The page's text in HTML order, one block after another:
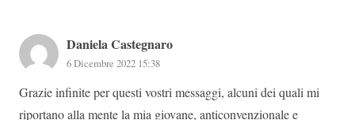
Daniela Castegnaro
6 Dicembre 2022 15:38
Grazie infinite per questi vostri messaggi, alcuni dei quali mi
riportano alla mente la mia giovane, anticonvenzionale e